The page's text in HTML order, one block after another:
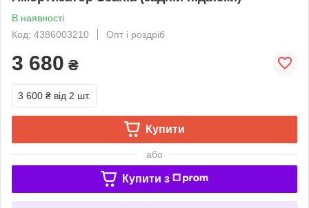
В наявності
Код: 4386003210
Опт і роздріб
3 680 ₴
3 600 ₴ від 2 шт.
Купити
або
Купити з